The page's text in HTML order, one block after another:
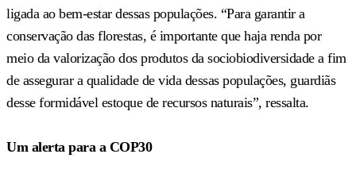
ligada ao bem-estar dessas populações. “Para garantir a
conservação das florestas, é importante que haja renda por
meio da valorização dos produtos da sociobiodiversidade a fim
de assegurar a qualidade de vida dessas populações, guardiãs
desse formidável estoque de recursos naturais”, ressalta.
Um alerta para a COP30